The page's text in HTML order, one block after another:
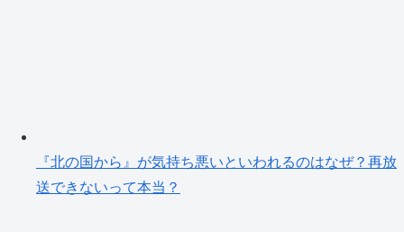
『北の国から』が気持ち悪いといわれるのはなぜ？再放
送できないって本当？